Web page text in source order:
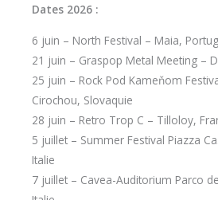
Dates 2026 :
6 juin – North Festival – Maia,
21 juin – Graspop Metal Meeting –
25 juin – Rock Pod Kameňom
Cirochou, Slovaquie
28 juin – Retro Trop C – Tilloloy,
5 juillet – Summer Festival Piazza
Italie
7 juillet – Cavea-Auditorium Parco